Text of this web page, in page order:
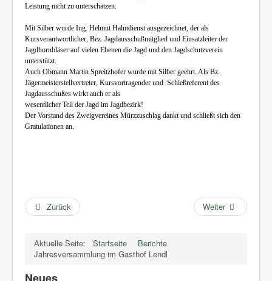
Leistung nicht zu unterschätzen.
Mit Silber wurde Ing. Helmut Halmdienst ausgezeichnet, der als
Kursverantwortlicher, Bez. Jagdausschußmitglied und Einsatzleiter der
Jagdhornbläser auf vielen Ebenen die Jagd und den Jagdschutzverein
unterstützt.
Auch Obmann Martin Spreitzhofer wurde mit Silber geehrt. Als Bz.
Jägermeisterstellvertreter, Kursvortragender und Schießreferent des
Jagdausschußes wirkt auch er als
wesentlicher Teil der Jagd im Jagdbezirk!
Der Vorstand des Zweigvereines Mürzzuschlag dankt und schließt sich den
Gratulationen an.
Zurück Weiter
Aktuelle Seite: Startseite
Berichte
Jahresversammlung im Gasthof Lendl